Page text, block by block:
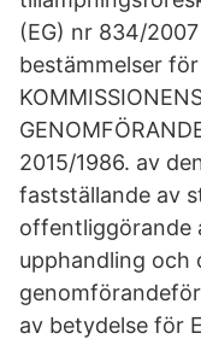
(EG) nr 834/
bestämmelser
2015/1986. av
fastställande av
offentliggörande
upphandling och
av betydelse för